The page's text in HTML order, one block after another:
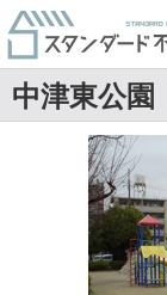
中津東公園